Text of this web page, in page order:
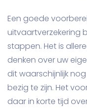
Een goede
uitvaartverzekering
stappen. Het is
denken over uw
dit waarschijnlijk
bezig te zijn. Het
daar in korte tijd